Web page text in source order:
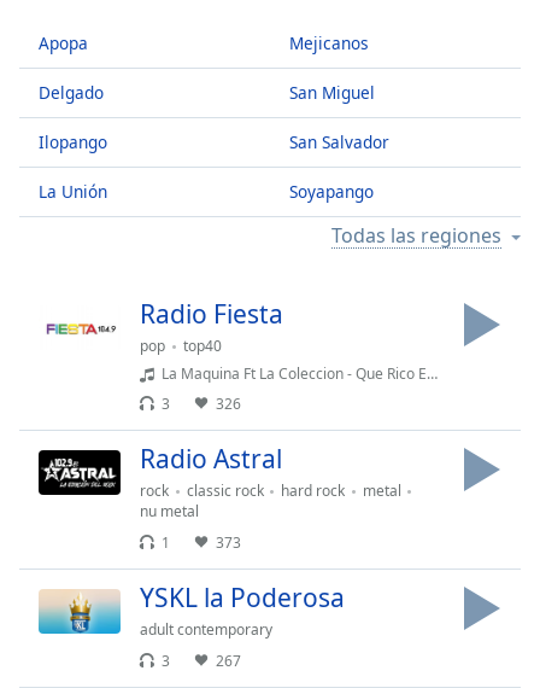
0.00%
Stream
TypeLIVE
Seek to
live,
currently
LIVE
Remaining
Chapters
descriptions
off,
selected
Apopa
Delgado
Ilopango
La Unión
Mejicanos
San Miguel
San Salvador
Soyapango
Todas las regiones
Radio Fiesta
pop
top40
La Maquina Ft La Coleccion - Que Rico Esta Esto (M)
3
326
Radio Astral
rock classic rock hard rock
metal
nu metal
1
373
YSKL la Poderosa
adult contemporary
3
267